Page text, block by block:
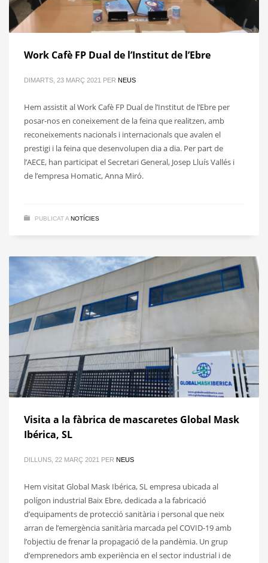
Work Cafè FP Dual de l’Institut de l’Ebre
DIMARTS, 23 MARÇ 2021 PER NEUS
Hem assistit al Work Cafè FP Dual de l’Institut de l’Ebre per
posar-nos en coneixement de la feina que realitzen, amb
reconeixements nacionals i internacionals que avalen el
prestigi i la feina que desenvolupen dia a dia. Per part de
l’AECE, han participat el Secretari General, Josep Lluís Vallés i
de l’empresa Homatic, Anna Miró.
PUBLICAT A NOTÍCIES
Visita a la fàbrica de mascaretes Global Mask
Ibérica, SL
DILLUNS, 22 MARÇ 2021 PER NEUS
Hem visitat Global Mask Ibérica, SL empresa ubicada al
polígon industrial Baix Ebre, dedicada a la fabricació
d’equipaments de protecció sanitària i personal que neix
arran de l’emergència sanitària marcada pel COVID-19 amb
l’objectiu de frenar la propagació de la pandèmia. Un grup
d’emprenedors amb experiència en el sector industrial i de